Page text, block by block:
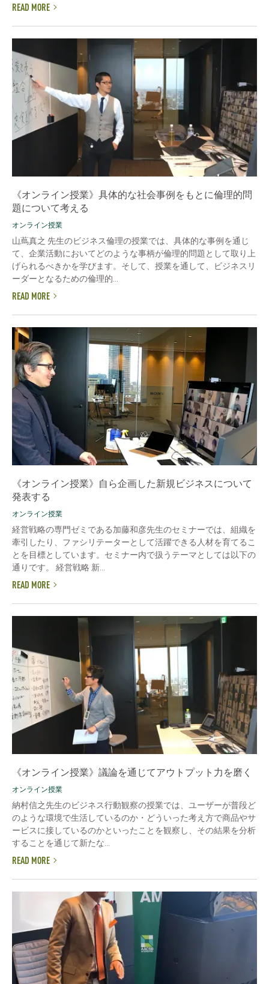
READ MORE
《オンライン授業》具体的な社会事例をもとに倫理的問
題について考える
オンライン授業
山蔦真之 先生のビジネス倫理の授業では、具体的な事例を通じ
て、企業活動においてどのような事柄が倫理的問題として取り上
げられるべきかを学びます。そして、授業を通して、ビジネスリ
ーダーとなるための倫理的...
READ MORE
《オンライン授業》自ら企画した新規ビジネスについて
発表する
オンライン授業
経営戦略の専門ゼミである加藤和彦先生のセミナーでは、組織を
牽引したり、ファシリテーターとして活躍できる人材を育てるこ
とを目標としています。セミナー内で扱うテーマとしては以下の
通りです。 経営戦略 新...
READ MORE
《オンライン授業》議論を通じてアウトプット力を磨く
オンライン授業
納村信之先生のビジネス行動観察の授業では、ユーザーが普段ど
のような環境で生活しているのか・どういった考え方で商品やサ
ービスに接しているのかといったことを観察し、その結果を分析
することを通じて新たな...
READ MORE